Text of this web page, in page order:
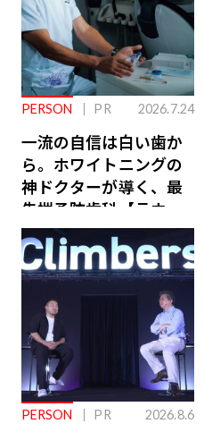
PERSON PR 2026.7.24
一流の自信は白い歯か
ら。ホワイトニングの
神ドクターが導く、最
先端予防歯科【ラウン
ジ会員特典あり】
PERSON PR 2026.8.6